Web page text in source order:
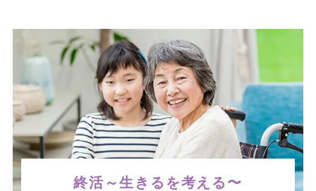
終活～生きるを考える〜